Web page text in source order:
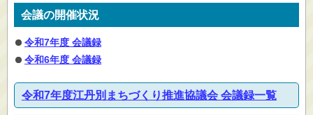
会議の開催状況
令和7年度 会議録
令和6年度 会議録
令和7年度江丹別まちづくり推進協議会 会議録一覧